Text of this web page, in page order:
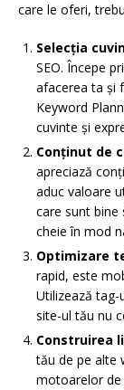
care le oferi,
Selecția
SEO. Începe
afacerea ta și
Keyword
cuvinte și
Conținut de
apreciază
aduc valoare
care sunt bine
cheie în mod
Optimizare
rapid, este
Utilizează
site-ul tău nu
Construirea
tău de pe alte
motoarelor de